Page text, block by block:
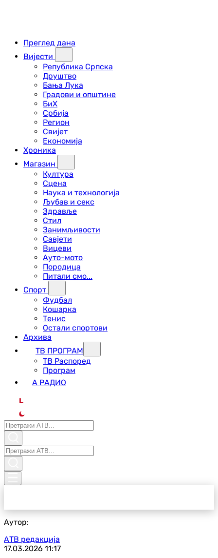
Преглед дана
Вијести
Република Српска
Друштво
Бања Лука
Градови и општине
БиХ
Србија
Регион
Свијет
Економија
Хроника
Магазин
Култура
Сцена
Наука и технологија
Љубав и секс
Здравље
Стил
Занимљивости
Савјети
Вицеви
Ауто-мото
Породица
Питали смо...
Спорт
Фудбал
Кошарка
Тенис
Остали спортови
Архива
ТВ ПРОГРАМ
ТВ Распоред
Програм
А РАДИО
L
Аутор:
АТВ редакција
17.03.2026 11:17